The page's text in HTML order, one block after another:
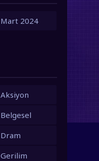
Mart 2024
Aksiyon
Belgesel
Dram
Gerilim